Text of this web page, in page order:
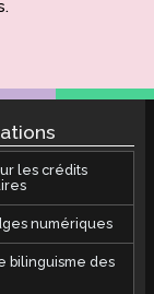
les crédits
numériques
bilinguisme des